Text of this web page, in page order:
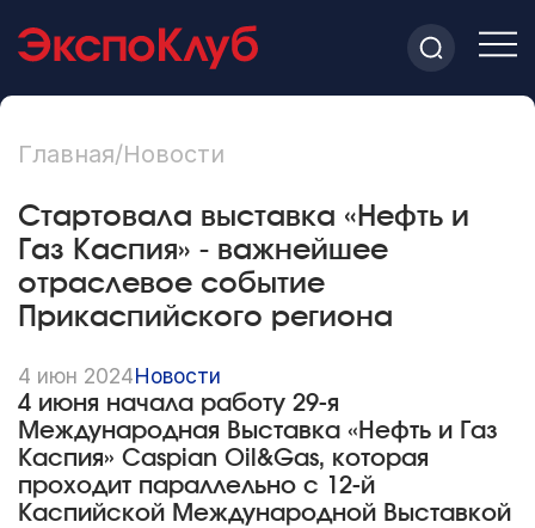
Главная/Новости
Стартовала выставка «Нефть и
Газ Каспия» - важнейшее
отраслевое событие
Прикаспийского региона
4 июн 2024Новости
4 июня начала работу 29-я
Международная Выставка «Нефть и Газ
Каспия» Caspian Oil&Gas, которая
проходит параллельно с 12-й
Каспийской Международной Выставкой